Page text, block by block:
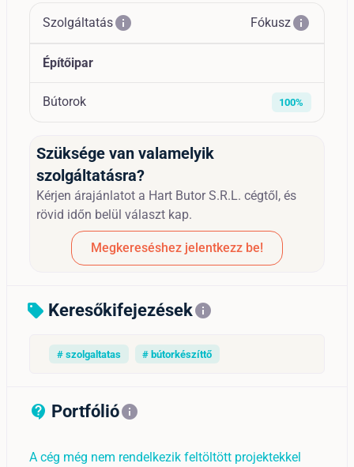
Szolgáltatásinfo Fókuszinfo
Építőipar
Bútorok 100%
Szüksége van valamelyik
szolgáltatásra?
Kérjen árajánlatot a Hart Butor S.R.L. cégtől, és
rövid időn belül választ kap.
Megkereséshez jelentkezz be!
sell Keresőkifejezésekinfo
# szolgaltatas # bútorkészíttő
contact_support_outline
Portfólióinfo
A cég még nem rendelkezik feltöltött projektekkel